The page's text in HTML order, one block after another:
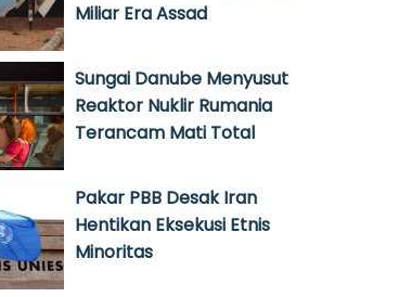
Miliar Era Assad
Sungai Danube Menyusut
Reaktor Nuklir Rumania
Terancam Mati Total
Pakar PBB Desak Iran
Hentikan Eksekusi Etnis
Minoritas